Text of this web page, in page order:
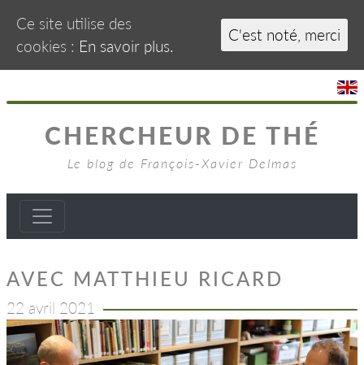
CHERCHEUR DE THÉ
Le blog de François-Xavier Delmas
AVEC MATTHIEU RICARD
22 avril 2021
Ce site utilise des
cookies : En savoir plus.
C'est noté, merci